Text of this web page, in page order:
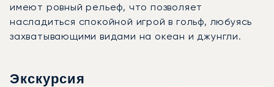
имеют ровный рельеф, что позволяет
насладиться спокойной игрой в гольф, любуясь
захватывающими видами на океан и джунгли.
Экскурсия